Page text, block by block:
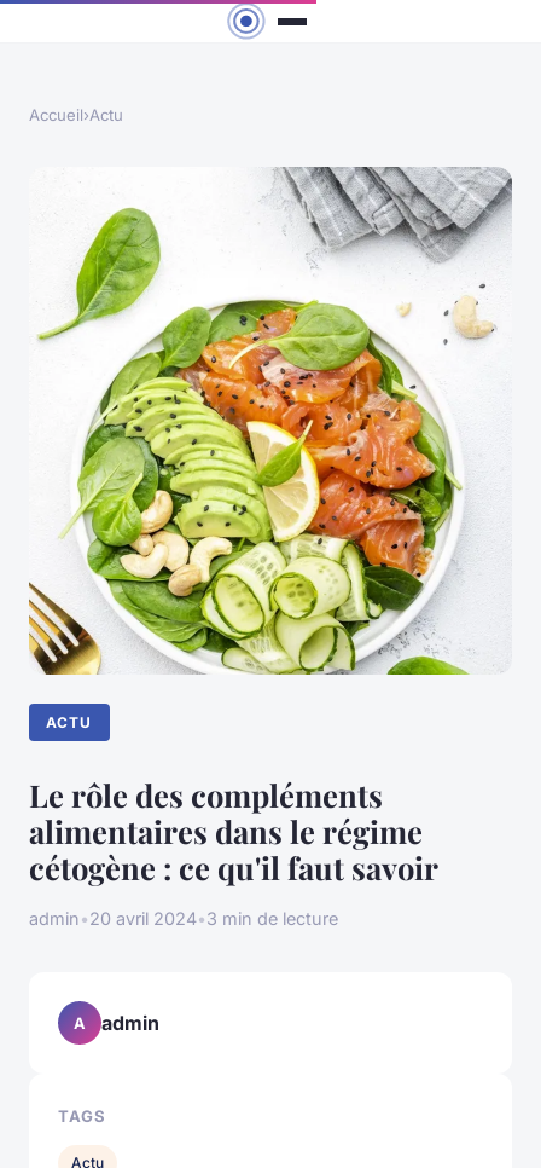
Accueil›Actu
ACTU
Le rôle des compléments
alimentaires dans le régime
cétogène : ce qu'il faut savoir
admin•20 avril 2024•3 min de lecture
A admin
TAGS
Actu